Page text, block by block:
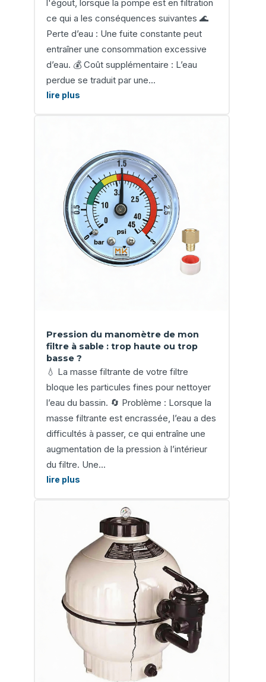
l'égout, lorsque la pompe est en filtration
ce qui a les conséquences suivantes 🌊
Perte d’eau : Une fuite constante peut
entraîner une consommation excessive
d’eau. 💰 Coût supplémentaire : L’eau
perdue se traduit par une...
lire plus
Pression du manomètre de mon
filtre à sable : trop haute ou trop
basse ?
💧 La masse filtrante de votre filtre
bloque les particules fines pour nettoyer
l’eau du bassin. 🔄 Problème : Lorsque la
masse filtrante est encrassée, l’eau a des
difficultés à passer, ce qui entraîne une
augmentation de la pression à l’intérieur
du filtre. Une...
lire plus